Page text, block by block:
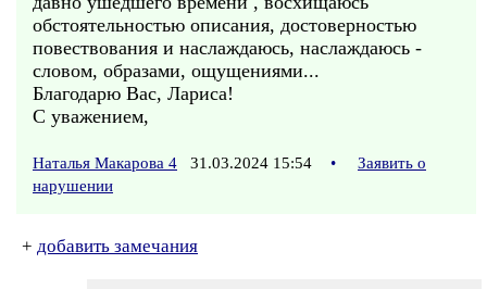
обстоятельностью описания, достоверностью
повествования и наслаждаюсь, наслаждаюсь -
словом, образами, ощущениями...
Благодарю Вас, Лариса!
С уважением,
Наталья Макарова 4 31.03.2024 15:54 •
Заявить о
нарушении
+ добавить замечания